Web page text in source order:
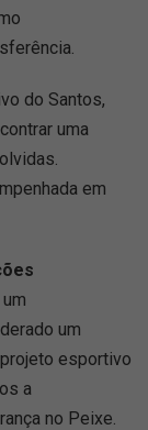
do Santos,
uma
em
um
esportivo
a
no Peixe.